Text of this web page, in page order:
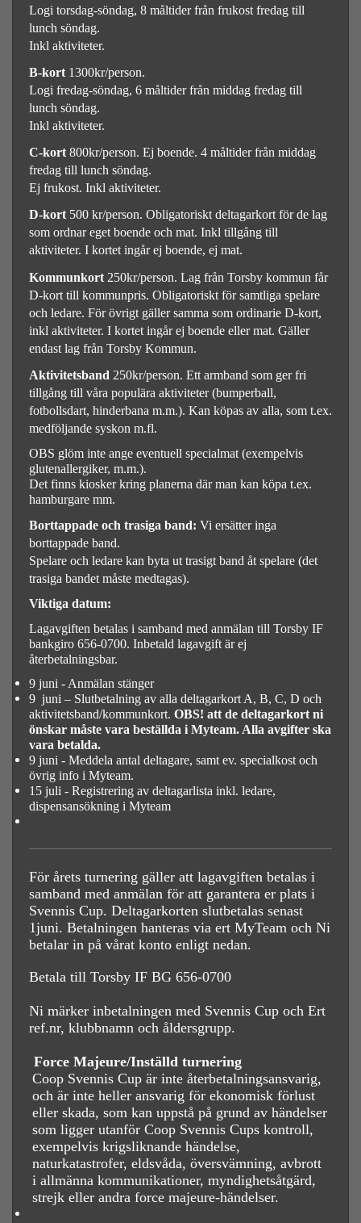
Logi torsdag-söndag, 8 måltider från frukost fredag till
lunch söndag.
Inkl aktiviteter.
B-kort 1300kr/person.
Logi fredag-söndag, 6 måltider från middag fredag till
lunch söndag.
Inkl aktiviteter.
C-kort 800kr/person. Ej boende. 4 måltider från middag
fredag till lunch söndag.
Ej frukost. Inkl aktiviteter.
D-kort 500 kr/person. Obligatoriskt deltagarkort för de lag
som ordnar eget boende och mat. Inkl tillgång till
aktiviteter. I kortet ingår ej boende, ej mat.
Kommunkort 250kr/person. Lag från Torsby kommun får
D-kort till kommunpris. Obligatoriskt för samtliga spelare
och ledare. För övrigt gäller samma som ordinarie D-kort,
inkl aktiviteter. I kortet ingår ej boende eller mat. Gäller
endast lag från Torsby Kommun.
Aktivitetsband 250kr/person. Ett armband som ger fri
tillgång till våra populära aktiviteter (bumperball,
fotbollsdart, hinderbana m.m.). Kan köpas av alla, som t.ex.
medföljande syskon m.fl.
OBS glöm inte ange eventuell specialmat (exempelvis
glutenallergiker, m.m.).
Det finns kiosker kring planerna där man kan köpa t.ex.
hamburgare mm.
Borttappade och trasiga band: Vi ersätter inga
borttappade band.
Spelare och ledare kan byta ut trasigt band åt spelare (det
trasiga bandet måste medtagas).
Viktiga datum:
Lagavgiften betalas i samband med anmälan till Torsby IF
bankgiro 656-0700. Inbetald lagavgift är ej
återbetalningsbar.
9 juni - Anmälan stänger
9 juni – Slutbetalning av alla deltagarkort A, B, C, D och
aktivitetsband/kommunkort. OBS! att de deltagarkort ni
önskar måste vara beställda i Myteam. Alla avgifter ska
vara betalda.
9 juni - Meddela antal deltagare, samt ev. specialkost och
övrig info i Myteam.
15 juli - Registrering av deltagarlista inkl. ledare,
dispensansökning i Myteam
För årets turnering gäller att lagavgiften betalas i
samband med anmälan för att garantera er plats i
Svennis Cup. Deltagarkorten slutbetalas senast
1juni. Betalningen hanteras via ert MyTeam och Ni
betalar in på vårat konto enligt nedan.
Betala till Torsby IF BG 656-0700
Ni märker inbetalningen med Svennis Cup och Ert
ref.nr, klubbnamn och åldersgrupp.
Force Majeure/Inställd turnering
Coop Svennis Cup är inte återbetalningsansvarig,
och är inte heller ansvarig för ekonomisk förlust
eller skada, som kan uppstå på grund av händelser
som ligger utanför Coop Svennis Cups kontroll,
exempelvis krigsliknande händelse,
naturkatastrofer, eldsvåda, översvämning, avbrott
i allmänna kommunikationer, myndighetsåtgärd,
strejk eller andra force majeure-händelser.